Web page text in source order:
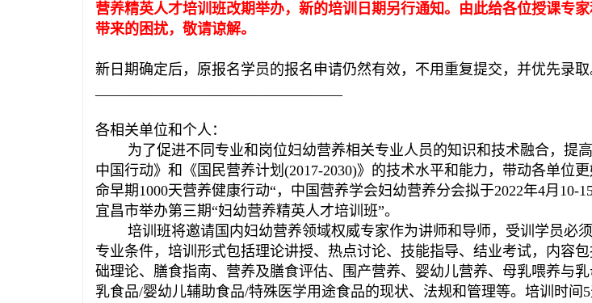
营养精英人才培训班改期举办，新的培训日期另行通知。由此给各位授课专
带来的困扰，敬请谅解。
新日期确定后，原报名学员的报名申请仍然有效，不用重复提交，并优先录取
各相关单位和个人：
为了促进不同专业和岗位妇幼营养相关专业人员的知识和技术融合，提
中国行动》和《国民营养计划(2017-2030)》的技术水平和能力，带动各单位
命早期1000天营养健康行动“，中国营养学会妇幼营养分会拟于2022年4月10-
宜昌市举办第三期“妇幼营养精英人才培训班”。
培训班将邀请国内妇幼营养领域权威专家作为讲师和导师，受训学员必
专业条件，培训形式包括理论讲授、热点讨论、技能指导、结业考试，内容
础理论、膳食指南、营养及膳食评估、围产营养、婴幼儿营养、母乳喂养与
乳食品/婴幼儿辅助食品/特殊医学用途食品的现状、法规和管理等。培训时间5